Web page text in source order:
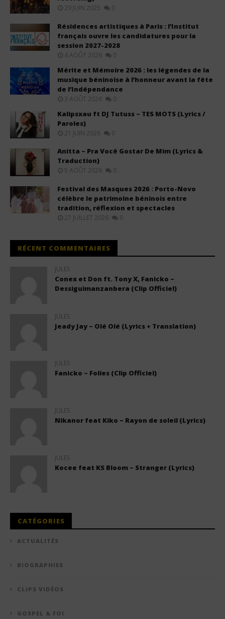
29 JUIN 2025 0
Résidences artistiques à Paris : l’Institut
français ouvre les candidatures pour la
session 2027-2028
4 AOÛT 2026 0
Mérite et Mémoire 2026 : les légendes de la
musique béninoise à l’honneur avant la fête
de l’Indépendance
3 AOÛT 2026 0
Kalipsxau ft DJ Tutuss – TES MOTS (Lyrics /
Paroles)
21 JUIN 2026 0
Anitta – Pra Você Gostar De Mim (Lyrics &
Traduction)
5 AOÛT 2026 0
Festival des Masques 2026 : Porto-Novo
célèbre le patrimoine béninois entre
tradition, réflexion et spectacles
27 JUILLET 2026 0
RÉCENT COMMENTAIRES
JULES
Conex et Don ft. Tony X, Fanicko –
Dessiguimanzanbera (Clip Officiel)
JULES
Jeady Jay – Olé Olé (Lyrics + Translation)
JULES
Fanicko – Folies (Clip Officiel)
JULES
Nikanor feat Kiko – Rayon de soleil (Lyrics)
JULES
Kocee feat KS Bloom – Stranger (Lyrics)
CATÉGORIES
ACTUALITÉS
BIOGRAPHIES
CLIPS VIDÉOS
GOSPEL & FOI